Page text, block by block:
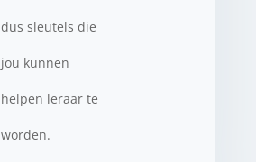
dus sleutels die
jou kunnen
helpen leraar te
worden.